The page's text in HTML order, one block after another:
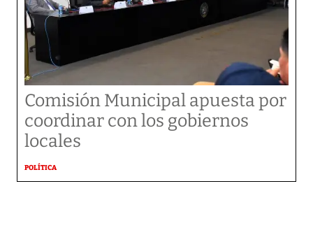
Comisión Municipal apuesta por
coordinar con los gobiernos
locales
POLÍTICA